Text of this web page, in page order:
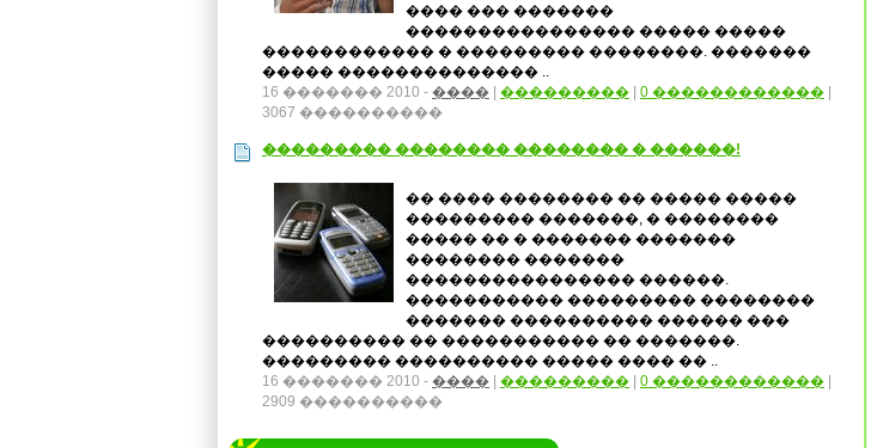
���� ��� �������
���������������� ����� �����
������������ � ��������� ��������. �������
����� �������������� ..
16 ������� 2010 - ���� ��������� 0 ������������
3067 ����������
��������� �������� �������� � ������!
�� ���� �������� �� ����� �����
��������� �������, � ��������
����� �� � ������� �������
�������� �������
���������������� ������.
����������� ��������� ��������
������� ���������� ������ ���
���������� �� ����������� �� �������.
��������� ���������� ����� ���� �� ..
16 ������� 2010 - ���� ��������� 0 ������������
2909 ����������